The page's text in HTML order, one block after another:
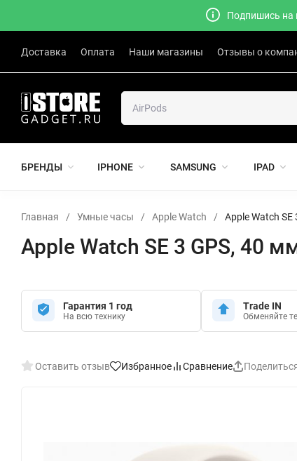
Подпишись на
Доставка Оплата Наши магазины Отзывы о
БРЕНДЫ IPHONE SAMSUNG IPAD
Главная / Умные часы / Apple Watch / Apple Watch
Apple Watch SE 3 GPS, 40
Гарантия 1 год
На всю технику
Trade IN
Обменяйте
Оставить отзыв Избранное Сравнение